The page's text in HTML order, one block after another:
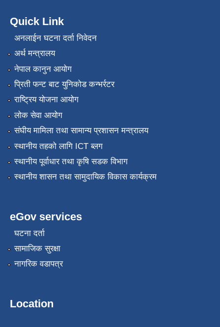
Quick Link
अनलाईन घटना दर्ता निवेदन
अर्थ मन्त्रालय
नेपाल कानुन आयोग
प्रिती फन्ट बाट युनिकोड कन्भर्रटर
राष्ट्रिय योजना आयोग
लोक सेवा आयोग
संघीय मामिला तथा सामान्य प्रशासन मन्त्रालय
स्थानीय तहको लागि ICT ब्लग
स्थानीय पूर्वाधार तथा कृषि सडक विभाग
स्थानीय शासन तथा सामुदायिक विकास कार्यक्रम
eGov services
घटना दर्ता
सामाजिक सुरक्षा
नागरिक वडापत्र
Location